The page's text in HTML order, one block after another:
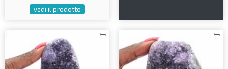
vedi il prodotto